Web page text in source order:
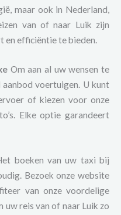
maar ook in Nederland,
van of naar Luik zijn
efficiëntie te bieden.
Om aan al uw wensen te
voertuigen. U kunt
of kiezen voor onze
Elke optie garandeert
boeken van uw taxi bij
Bezoek onze website
van onze voordelige
uw reis van of naar Luik zo